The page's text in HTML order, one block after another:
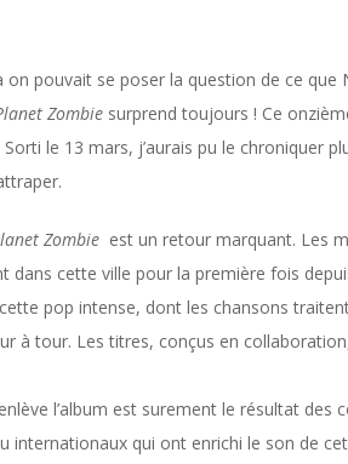
on pouvait se poser la question de ce
Zombie surprend toujours ! Ce
le 13 mars, j’aurais pu le chroniquer
Zombie est un retour marquant. Les
dans cette ville pour la première fois
cette pop intense, dont les chansons
à tour. Les titres, conçus en
l’album est surement le résultat
internationaux qui ont enrichi le son de